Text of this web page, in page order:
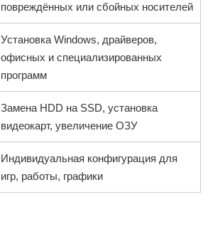
повреждённых или сбойных носителей
Установка Windows, драйверов,
офисных и специализированных
программ
Замена HDD на SSD, установка
видеокарт, увеличение ОЗУ
Индивидуальная конфигурация для
игр, работы, графики